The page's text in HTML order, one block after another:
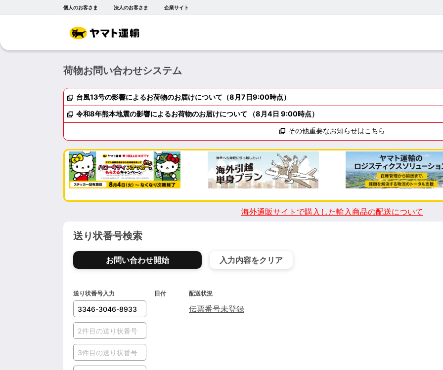
個人のお客さま 法人のお客さま 企業サイト
荷物お問い合わせシステム
台風13号の影響によるお荷物のお届けについて（8月7日9:00時点）
令和8年熊本地震の影響によるお荷物のお届けについて （8月4日 9:00時点）
その他重要なお知らせはこちら
海外通販サイトで購入した輸入商品の配送について
送り状番号検索
お問い合わせ開始 入力内容をクリア
送り状番号入力 日付 配送状況
伝票番号未登録